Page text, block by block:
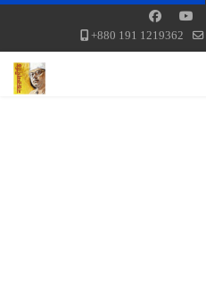
+880 191 1219362